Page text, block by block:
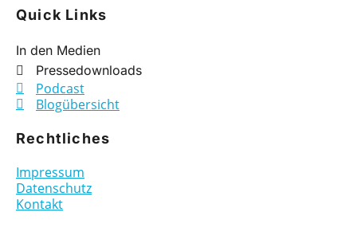
Quick Links
In den Medien
Pressedownloads
Podcast
Blogübersicht
Rechtliches
Impressum
Datenschutz
Kontakt